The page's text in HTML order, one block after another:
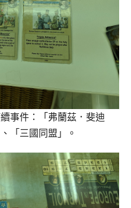
事件：「弗蘭茲．斐迪
「三國同盟」。